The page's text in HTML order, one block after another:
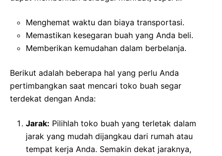
Menghemat waktu dan biaya transportasi.
Memastikan kesegaran buah yang Anda beli.
Memberikan kemudahan dalam berbelanja.
Berikut adalah beberapa hal yang perlu Anda
pertimbangkan saat mencari toko buah segar
terdekat dengan Anda:
Jarak: Pilihlah toko buah yang terletak dalam
jarak yang mudah dijangkau dari rumah atau
tempat kerja Anda. Semakin dekat jaraknya,